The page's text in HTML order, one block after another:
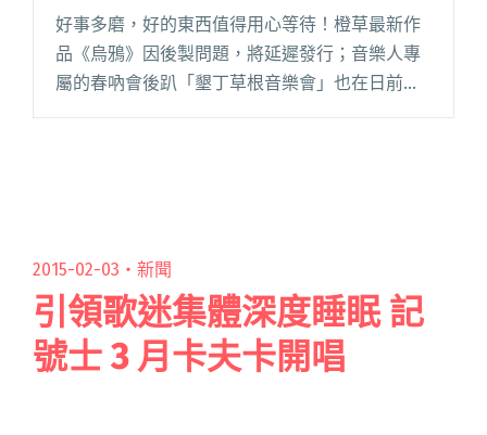
好事多磨，好的東西值得用心等待！橙草最新作
品《烏鴉》因後製問題，將延遲發行；音樂人專
屬的春吶會後趴「墾丁草根音樂會」也在日前宣
布，活動因故延後舉行。 睽違七年，橙草終於帶
2015-02-03・ 新聞
引領歌迷集體深度睡眠 記
號士 3 月卡夫卡開唱